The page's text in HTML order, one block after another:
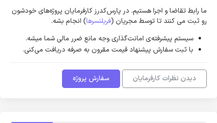
ما رابط تقاضا و اجرا هستیم. در پارس‌کدرز کارفرمایان پروژه‌های خودشون
رو ثبت می کنند تا توسط مجریان (فریلنسرها) انجام بشه.
سیستم پیشرفته‌ی امانت‌گذاری وجه مانع ضرر مالی شما میشه.
با ثبت سفارش پیشنهاد قیمت مقرون به صرفه دریافت می‌کنی.
دیدن نظرات کارفرمایان سفارش پروژه